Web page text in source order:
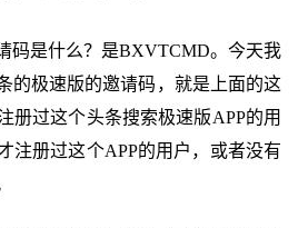
码是什么？是BXVTCMD。今天我
的极速版的邀请码，就是上面的这
册过这个头条搜索极速版APP的用
注册过这个APP的用户，或者没有